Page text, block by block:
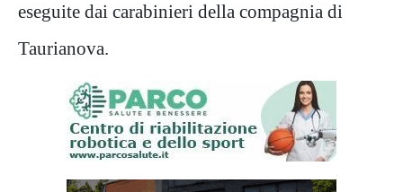
eseguite dai carabinieri della compagnia di
Taurianova.